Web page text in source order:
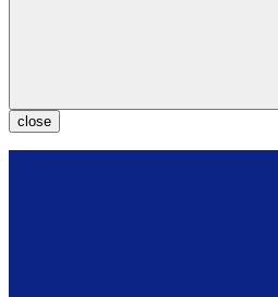
close